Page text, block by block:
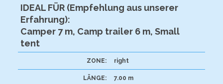
IDEAL FÜR (Empfehlung aus unserer
Erfahrung):
Camper 7 m, Camp trailer 6 m, Small
tent
ZONE: right
LÄNGE: 7.00 m